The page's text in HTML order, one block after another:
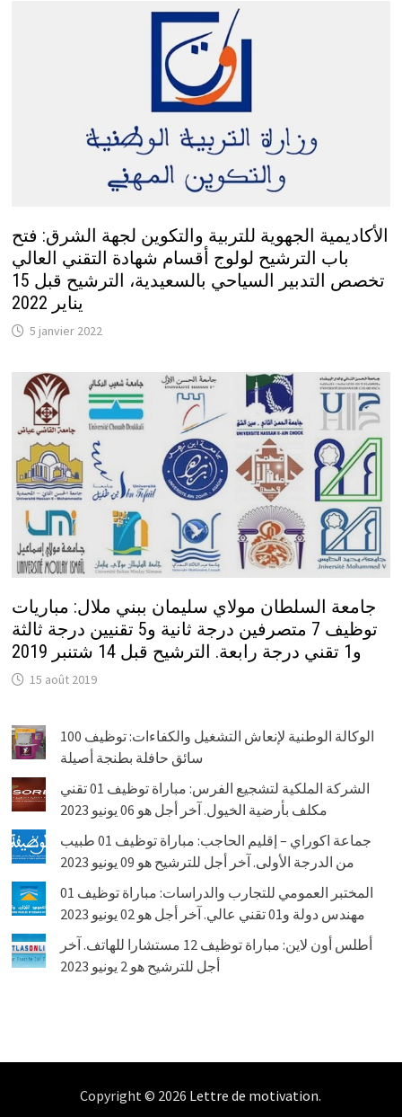
الأكاديمية الجهوية للتربية والتكوين لجهة الشرق: فتح
باب الترشيح لولوج أقسام شهادة التقني العالي
تخصص التدبير السياحي بالسعيدية، الترشيح قبل 15
يناير 2022
5 janvier 2022
جامعة السلطان مولاي سليمان ببني ملال: مباريات
توظيف 7 متصرفين درجة ثانية و5 تقنيين درجة ثالثة
و1 تقني درجة رابعة. الترشيح قبل 14 شتنبر 2019
15 août 2019
الوكالة الوطنية لإنعاش التشغيل والكفاءات: توظيف 100
سائق حافلة بطنجة أصيلة
الشركة الملكية لتشجيع الفرس: مباراة توظيف 01 تقني
مكلف بأرضية الخيول. آخر أجل هو 06 يونيو 2023
جماعة اكوراي – إقليم الحاجب: مباراة توظيف 01 طبيب
من الدرجة الأولى. آخر أجل للترشيح هو 09 يونيو 2023
المختبر العمومي للتجارب والدراسات: مباراة توظيف 01
مهندس دولة و01 تقني عالي. آخر أجل هو 02 يونيو 2023
أطلس أون لاين: مباراة توظيف 12 مستشارا للهاتف. آخر
أجل للترشيح هو 2 يونيو 2023
Copyright © 2026 Lettre de motivation.